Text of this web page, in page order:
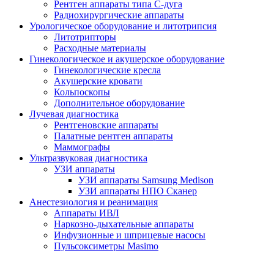
Рентген аппараты типа С-дуга
Радиохирургические аппараты
Урологическое оборудование и литотрипсия
Литотрипторы
Расходные материалы
Гинекологическое и акушерское оборудование
Гинекологические кресла
Акушерские кровати
Кольпоскопы
Дополнительное оборудование
Лучевая диагностика
Рентгеновские аппараты
Палатные рентген аппараты
Маммографы
Ультразвуковая диагностика
УЗИ аппараты
УЗИ аппараты Samsung Medison
УЗИ аппараты НПО Сканер
Анестезиология и реанимация
Аппараты ИВЛ
Наркозно-дыхательные аппараты
Инфузионные и шприцевые насосы
Пульсоксиметры Masimo